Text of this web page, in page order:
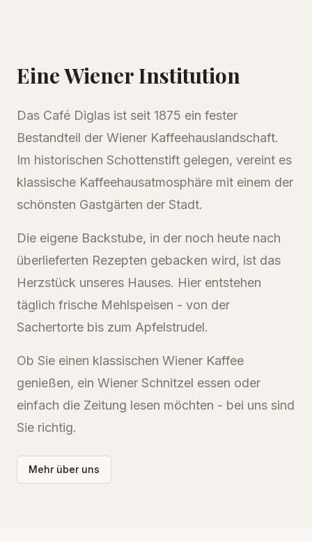
Eine Wiener Institution
Das Café Diglas ist seit 1875 ein fester
Bestandteil der Wiener Kaffeehauslandschaft.
Im historischen Schottenstift gelegen, vereint es
klassische Kaffeehausatmosphäre mit einem der
schönsten Gastgärten der Stadt.
Die eigene Backstube, in der noch heute nach
überlieferten Rezepten gebacken wird, ist das
Herzstück unseres Hauses. Hier entstehen
täglich frische Mehlspeisen - von der
Sachertorte bis zum Apfelstrudel.
Ob Sie einen klassischen Wiener Kaffee
genießen, ein Wiener Schnitzel essen oder
einfach die Zeitung lesen möchten - bei uns sind
Sie richtig.
Mehr über uns